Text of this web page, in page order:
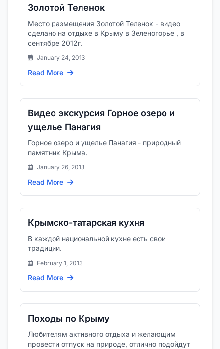
Золотой Теленок
Место размещения Золотой Теленок - видeо
сделано на отдыхе в Крыму в Зеленогорье , в
сентябре 2012г.
January 24, 2013
Read More
Видео экскурсия Горное озеро и
ущелье Панагия
Горное озеро и ущелье Панагия - природный
памятник Крыма.
January 26, 2013
Read More
Крымско-татарская кухня
В каждой национальной кухне есть свои
традиции.
February 1, 2013
Read More
Походы по Крыму
Любителям активного отдыха и желающим
провести отпуск на природе, отлично подойдут